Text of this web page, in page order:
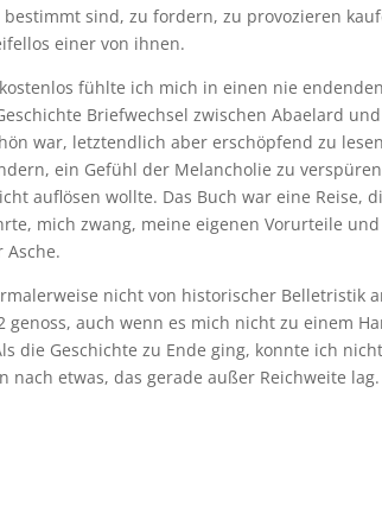
bestimmt sind, zu fordern, zu provozieren
einer von ihnen.
fühlte ich mich in einen nie
Briefwechsel zwischen Abaelard
war, letztendlich aber erschöpfend zu
ein Gefühl der Melancholie zu
auflösen wollte. Das Buch war eine Reise,
mich zwang, meine eigenen Vorurteile
Asche.
nicht von historischer Belletristik
genoss, auch wenn es mich nicht zu einem
die Geschichte zu Ende ging, konnte ich
nach etwas, das gerade außer Reichweite lag.